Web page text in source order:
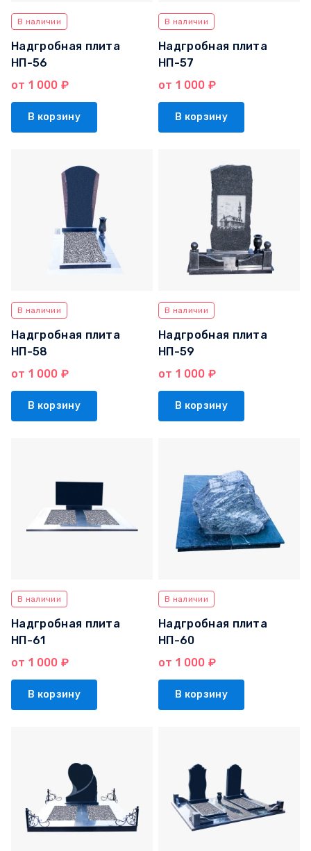
В наличии
Надгробная плита
НП-56
от 1 000 ₽
В корзину
В наличии
Надгробная плита
НП-57
от 1 000 ₽
В корзину
В наличии
Надгробная плита
НП-58
от 1 000 ₽
В корзину
В наличии
Надгробная плита
НП-59
от 1 000 ₽
В корзину
В наличии
Надгробная плита
НП-61
от 1 000 ₽
В корзину
В наличии
Надгробная плита
НП-60
от 1 000 ₽
В корзину